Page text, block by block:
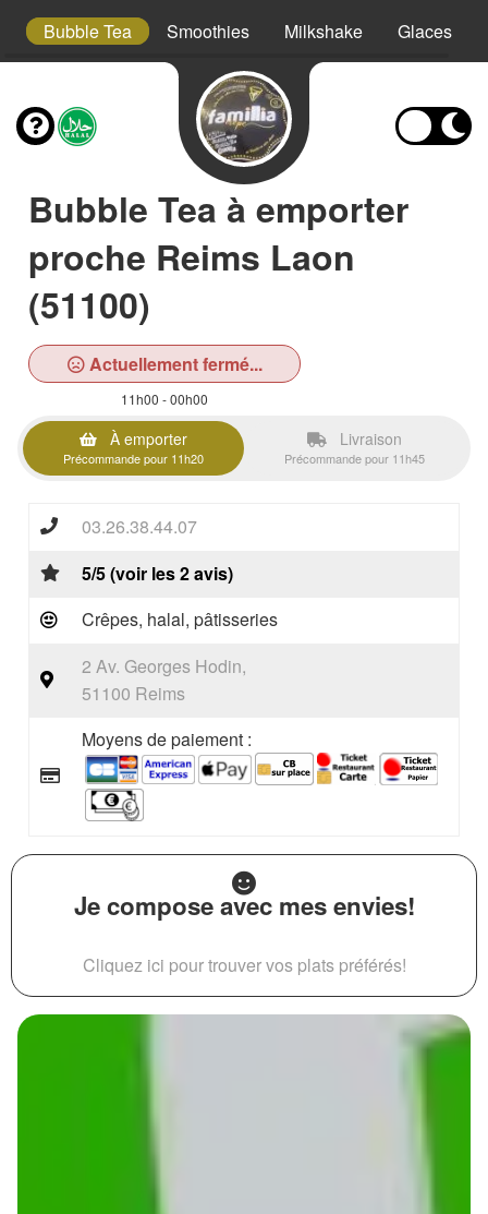
Bubble Tea Smoothies Milkshake Glaces
Bubble Tea à emporter
proche Reims Laon
(51100)
Actuellement fermé...
11h00 - 00h00
À emporter
Précommande pour 11h20
Livraison
Précommande pour 11h45
03.26.38.44.07
5/5 (voir les 2 avis)
Crêpes, halal, pâtisseries
2 Av. Georges Hodin,
51100 Reims
Moyens de paiement :
Je compose avec mes envies!
Cliquez ici pour trouver vos plats préférés!